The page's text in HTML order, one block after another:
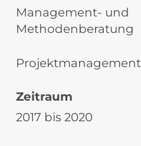
Management- und
Methodenberatung
Projektmanagement
Zeitraum
2017 bis 2020